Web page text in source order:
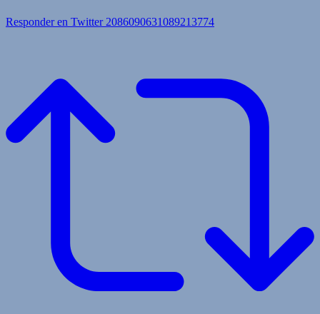
Responder en Twitter 2086090631089213774